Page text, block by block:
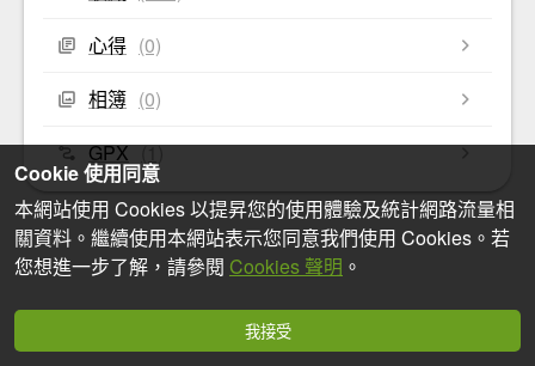
心得 (0)
相簿 (0)
GPX (1)
Cookie 使用同意
本網站使用 Cookies 以提昇您的使用體驗及統計網路流量相
關資料。繼續使用本網站表示您同意我們使用 Cookies。若
您想進一步了解，請參閱 Cookies 聲明 。
我接受